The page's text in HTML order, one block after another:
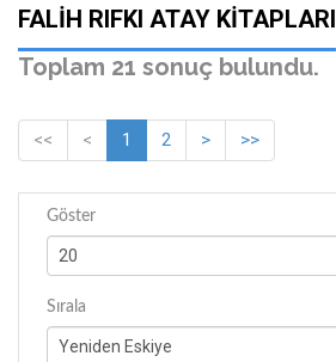
FALIH RIFKI ATAY KITAPLARI
Toplam 21 sonuç bulundu.
<< < 1 2 > >>
Göster
Sırala